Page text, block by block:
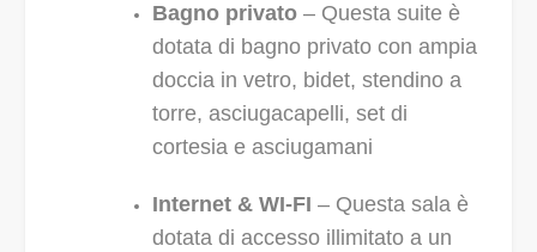
Bagno privato – Questa suite è
dotata di bagno privato con ampia
doccia in vetro, bidet, stendino a
torre, asciugacapelli, set di
cortesia e asciugamani
Internet & WI-FI – Questa sala è
dotata di accesso illimitato a un